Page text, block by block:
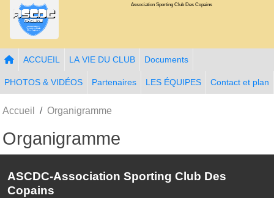
Association Sporting Club Des Copains
ACCUEIL LA VIE DU CLUB Documents
PHOTOS & VIDÉOS Partenaires LES ÉQUIPES Contact et plan
Accueil Organigramme
Organigramme
ASCDC-Association Sporting Club Des
Copains
Panneau de gestion des cookies